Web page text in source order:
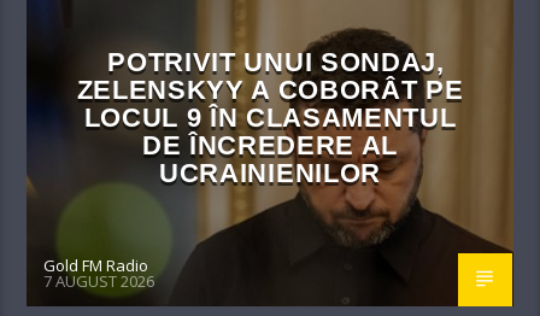
POTRIVIT UNUI SONDAJ,
ZELENSKYY A COBORÂT PE
LOCUL 9 ÎN CLASAMENTUL
DE ÎNCREDERE AL
UCRAINIENILOR
Gold FM Radio
7 AUGUST 2026